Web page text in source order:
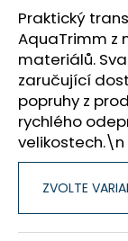
hvězdiček.
Praktický
AquaTrimm z
materiálů.
zaručující
popruhy z
rychlého
velikostech.\n
ZVOLTE
D
o
p
r
u